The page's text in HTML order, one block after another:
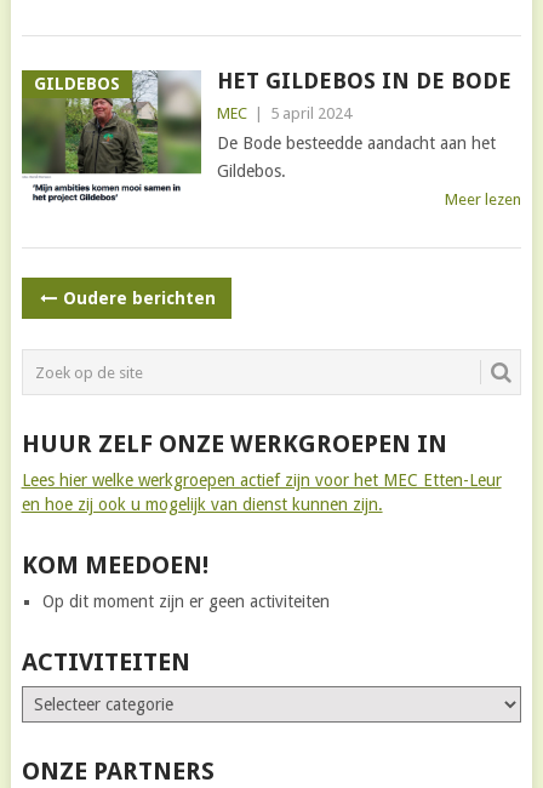
GILDEBOS HET GILDEBOS IN DE BODE
MEC 5 april 2024
De Bode besteedde aandacht aan het
Gildebos.
Meer lezen
BERICHTNAVIGATIE
Oudere berichten
HUUR ZELF ONZE WERKGROEPEN IN
Lees hier welke werkgroepen actief zijn voor het MEC Etten-Leur
en hoe zij ook u mogelijk van dienst kunnen zijn.
KOM MEEDOEN!
Op dit moment zijn er geen activiteiten
ACTIVITEITEN
ONZE PARTNERS